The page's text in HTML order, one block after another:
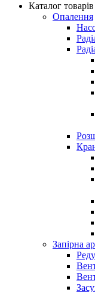
Каталог товарів
Опалення
Запірна